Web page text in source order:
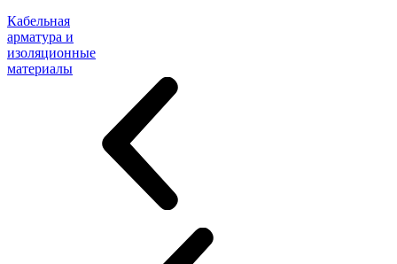
Кабельная
арматура и
изоляционные
материалы